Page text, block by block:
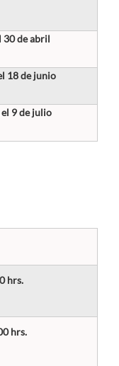
30 de abril
18 de junio
9 de julio
hrs.
hrs.